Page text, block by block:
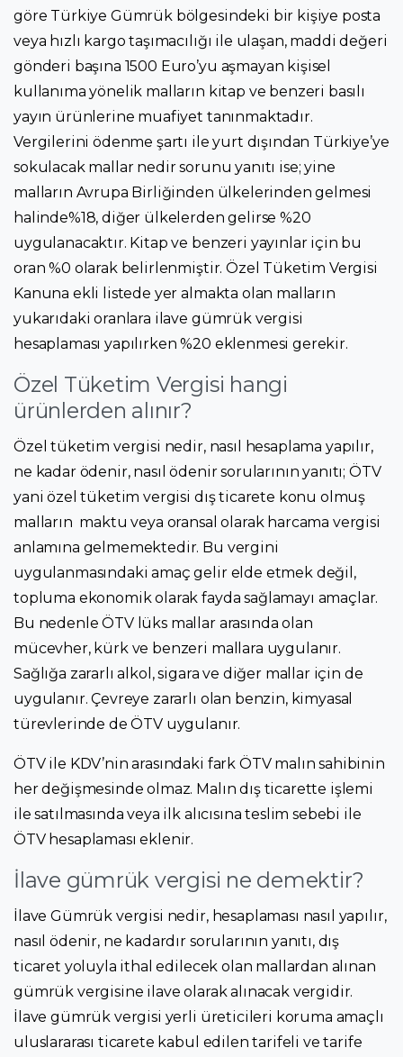
göre Türkiye Gümrük bölgesindeki bir kişiye posta
veya hızlı kargo taşımacılığı ile ulaşan, maddi değeri
gönderi başına 1500 Euro’yu aşmayan kişisel
kullanıma yönelik malların kitap ve benzeri basılı
yayın ürünlerine muafiyet tanınmaktadır.
Vergilerini ödenme şartı ile yurt dışından Türkiye’ye
sokulacak mallar nedir sorunu yanıtı ise; yine
malların Avrupa Birliğinden ülkelerinden gelmesi
halinde%18, diğer ülkelerden gelirse %20
uygulanacaktır. Kitap ve benzeri yayınlar için bu
oran %0 olarak belirlenmiştir. Özel Tüketim Vergisi
Kanuna ekli listede yer almakta olan malların
yukarıdaki oranlara ilave gümrük vergisi
hesaplaması yapılırken %20 eklenmesi gerekir.
Özel Tüketim Vergisi hangi
ürünlerden alınır?
Özel tüketim vergisi nedir, nasıl hesaplama yapılır,
ne kadar ödenir, nasıl ödenir sorularının yanıtı; ÖTV
yani özel tüketim vergisi dış ticarete konu olmuş
malların maktu veya oransal olarak harcama vergisi
anlamına gelmemektedir. Bu vergini
uygulanmasındaki amaç gelir elde etmek değil,
topluma ekonomik olarak fayda sağlamayı amaçlar.
Bu nedenle ÖTV lüks mallar arasında olan
mücevher, kürk ve benzeri mallara uygulanır.
Sağlığa zararlı alkol, sigara ve diğer mallar için de
uygulanır. Çevreye zararlı olan benzin, kimyasal
türevlerinde de ÖTV uygulanır.
ÖTV ile KDV’nin arasındaki fark ÖTV malın sahibinin
her değişmesinde olmaz. Malın dış ticarette işlemi
ile satılmasında veya ilk alıcısına teslim sebebi ile
ÖTV hesaplaması eklenir.
İlave gümrük vergisi ne demektir?
İlave Gümrük vergisi nedir, hesaplaması nasıl yapılır,
nasıl ödenir, ne kadardır sorularının yanıtı, dış
ticaret yoluyla ithal edilecek olan mallardan alınan
gümrük vergisine ilave olarak alınacak vergidir.
İlave gümrük vergisi yerli üreticileri koruma amaçlı
uluslararası ticarete kabul edilen tarifeli ve tarife